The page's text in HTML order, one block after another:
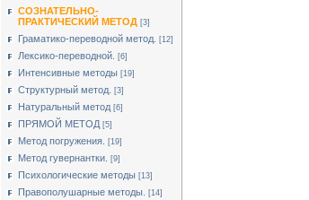
СОЗНАТЕЛЬНО-
ПРАКТИЧЕСКИЙ МЕТОД [3]
Граматико-переводной метод. [12]
Лексико-переводной. [6]
Интенсивные методы [19]
Структурный метод. [3]
Натуральный метод [6]
ПРЯМОЙ МЕТОД [5]
Метод погружения. [19]
Метод гувернантки. [9]
Психологические методы [13]
Правополушарные методы. [14]